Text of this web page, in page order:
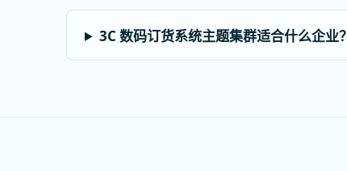
3C 数码订货系统主题集群适合什么企业？